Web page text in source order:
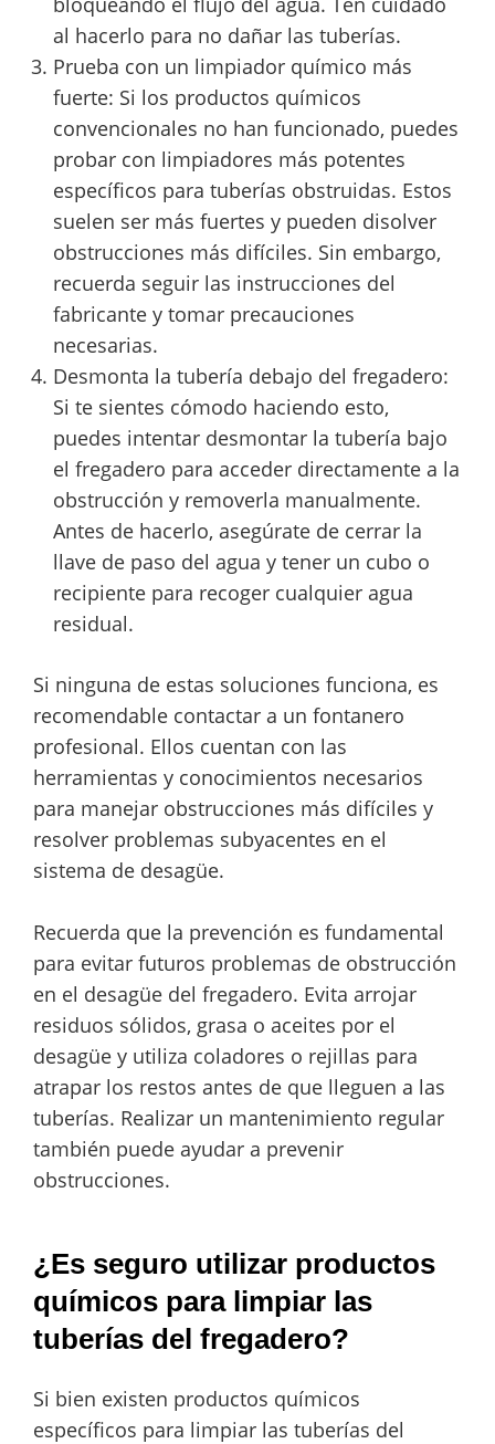
al hacerlo para no dañar las tuberías.
Prueba con un limpiador químico más
fuerte: Si los productos químicos
convencionales no han funcionado, puedes
probar con limpiadores más potentes
específicos para tuberías obstruidas. Estos
suelen ser más fuertes y pueden disolver
obstrucciones más difíciles. Sin embargo,
recuerda seguir las instrucciones del
fabricante y tomar precauciones
necesarias.
Desmonta la tubería debajo del fregadero:
Si te sientes cómodo haciendo esto,
puedes intentar desmontar la tubería bajo
el fregadero para acceder directamente a la
obstrucción y removerla manualmente.
Antes de hacerlo, asegúrate de cerrar la
llave de paso del agua y tener un cubo o
recipiente para recoger cualquier agua
residual.
Si ninguna de estas soluciones funciona, es
recomendable contactar a un fontanero
profesional. Ellos cuentan con las
herramientas y conocimientos necesarios
para manejar obstrucciones más difíciles y
resolver problemas subyacentes en el
sistema de desagüe.
Recuerda que la prevención es fundamental
para evitar futuros problemas de obstrucción
en el desagüe del fregadero. Evita arrojar
residuos sólidos, grasa o aceites por el
desagüe y utiliza coladores o rejillas para
atrapar los restos antes de que lleguen a las
tuberías. Realizar un mantenimiento regular
también puede ayudar a prevenir
obstrucciones.
¿Es seguro utilizar productos
químicos para limpiar las
tuberías del fregadero?
Si bien existen productos químicos
específicos para limpiar las tuberías del